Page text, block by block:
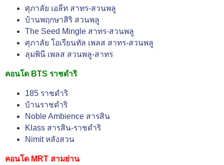
ศุภาลัย เอลีท สาทร-สวนพลู
บ้านพฤกษาสิริ สวนพลู
The Seed Mingle สาทร-สวนพลู
ศุภาลัย โอเรียนทัล เพลส สาทร-สวนพลู
ลุมพินี เพลส สวนพลู-สาทร
คอนโด BTS ราชดำริ
185 ราชดำริ
บ้านราชดำริ
Noble Ambience สารสิน
Klass สารสิน-ราชดำริ
Nimit หลังสวน
คอนโด MRT สามย่าน